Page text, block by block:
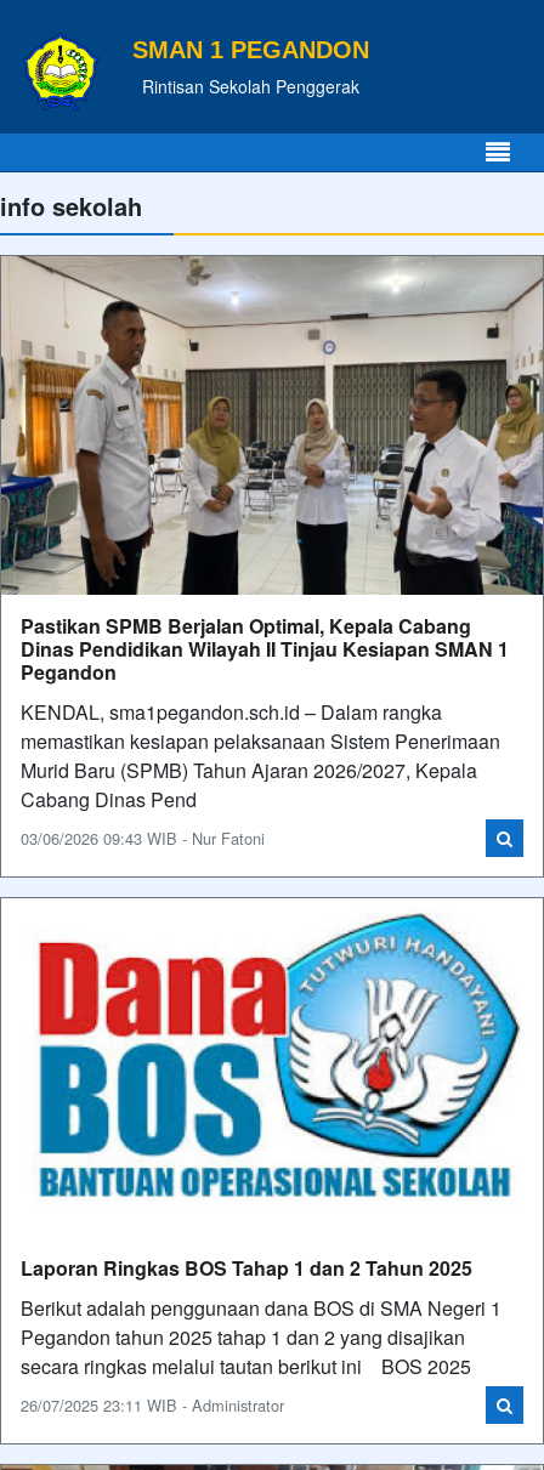
SMAN 1 PEGANDON
Rintisan Sekolah Penggerak
info sekolah
Pastikan SPMB Berjalan Optimal, Kepala Cabang
Dinas Pendidikan Wilayah II Tinjau Kesiapan SMAN 1
Pegandon
KENDAL, sma1pegandon.sch.id – Dalam rangka
memastikan kesiapan pelaksanaan Sistem Penerimaan
Murid Baru (SPMB) Tahun Ajaran 2026/2027, Kepala
Cabang Dinas Pend
03/06/2026 09:43 WIB - Nur Fatoni
Laporan Ringkas BOS Tahap 1 dan 2 Tahun 2025
Berikut adalah penggunaan dana BOS di SMA Negeri 1
Pegandon tahun 2025 tahap 1 dan 2 yang disajikan
secara ringkas melalui tautan berikut ini BOS 2025
26/07/2025 23:11 WIB - Administrator